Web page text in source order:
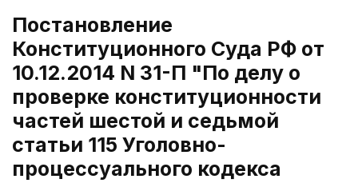
Постановление
Конституционного Суда РФ от
10.12.2014 N 31-П "По делу о
проверке конституционности
частей шестой и седьмой
статьи 115 Уголовно-
процессуального кодекса